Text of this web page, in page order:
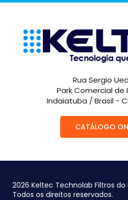
Rua Sergio
Park Comercial de
Indaiatuba / Brasil -
CATÁLOGO
2026 Keltec Technolab Filtros do
Todos os direitos reservados.